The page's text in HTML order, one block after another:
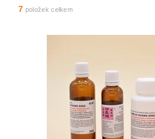
7 položek celkem